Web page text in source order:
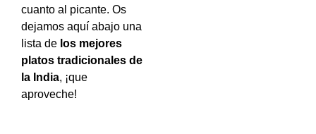
cuanto al picante. Os
dejamos aquí abajo una
lista de los mejores
platos tradicionales de
la India, ¡que
aproveche!